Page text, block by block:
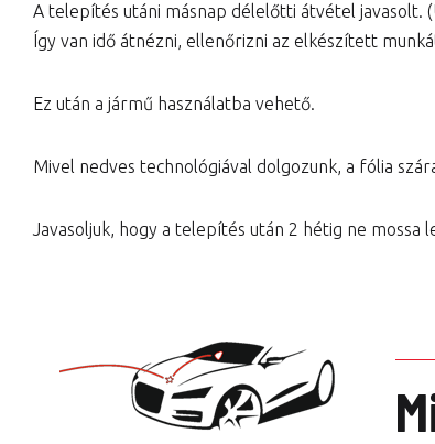
A telepítés utáni másnap délelőtti átvétel javasolt.
Így van idő átnézni, ellenőrizni az elkészített
Ez után a jármű használatba vehető.
Mivel nedves technológiával dolgozunk, a fólia
Javasoljuk, hogy a telepítés után 2 hétig ne mossa